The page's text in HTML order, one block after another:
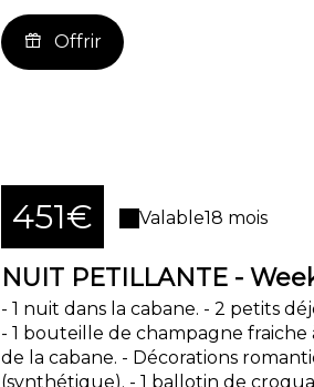
Offrir
451€ Valable18 mois
NUIT PETILLANTE -
- 1 nuit dans la cabane. - 2 petits
- 1 bouteille de champagne
de la cabane. - Décorations
(synthétique). - 1 ballotin de